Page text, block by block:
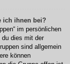
ich ihnen bei?
im persönlichen
du dies mit der
sind allgemein
können